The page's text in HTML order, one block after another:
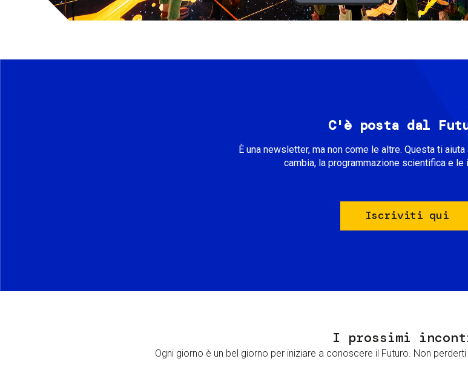
C'è posta dal
È una newsletter, ma non come le altre. Questa ti
cambia, la programmazione scientifica e le
Iscriviti qui
I prossimi
Ogni giorno è un bel giorno per iniziare a conoscere il Futuro. Non